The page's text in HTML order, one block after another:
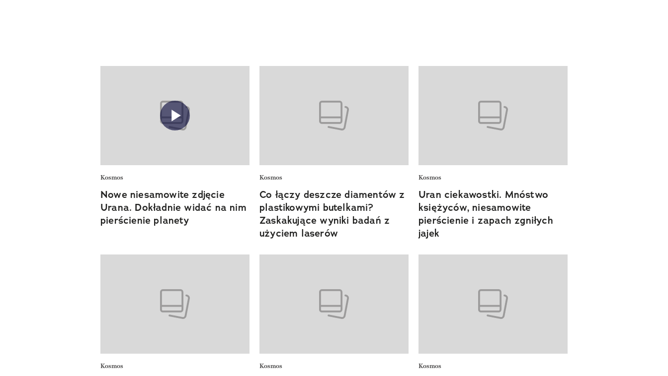
Kosmos
Nowe niesamowite zdjęcie
Urana. Dokładnie widać na nim
pierścienie planety
Kosmos
Co łączy deszcze diamentów z
plastikowymi butelkami?
Zaskakujące wyniki badań z
użyciem laserów
Kosmos
Uran ciekawostki. Mnóstwo
księżyców, niesamowite
pierścienie i zapach zgniłych
jajek
Kosmos Kosmos Kosmos